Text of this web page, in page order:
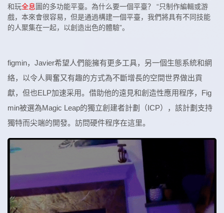
和玩全息 圖的多功能平臺。為什么要一個平臺？ “只制作編輯或游
戲，本來會很容易，但是通過構建一個平臺，我們將具有不同技能
的人聚集在一起，以創造出色的體驗”。
figmin，Javier希望人們能擁有更多工具，另一個生態系統和網
絡，以令人興奮又有趣的方式為不斷增長的空間世界做出貢
獻，但也ELP加速采用。借助他的遠見和創造性應用程序，Fig
min被選為Magic Leap的獨立創建者計劃（ICP），該計劃支持
獨特而尖端的開發。訪問硬件程序在這里。